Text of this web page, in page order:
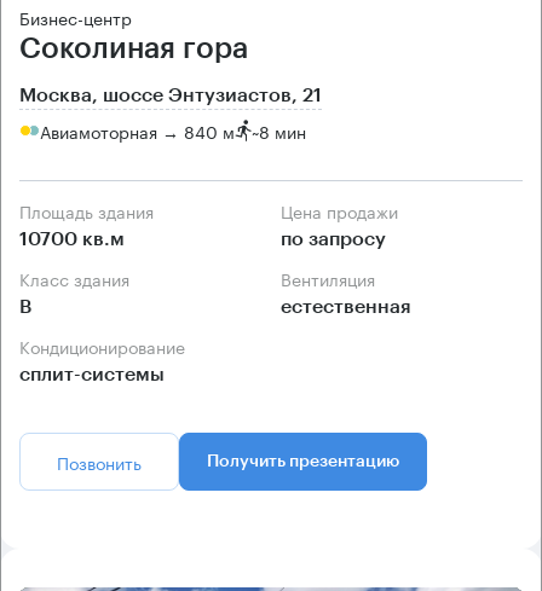
Бизнес-центр
Соколиная гора
Москва, шоссе Энтузиастов, 21
Авиамоторная → 840 м ~8 мин
Площадь здания
10700 кв.м
Цена продажи
по запросу
Класс здания
B
Вентиляция
естественная
Кондиционирование
сплит-системы
Позвонить Получить презентацию